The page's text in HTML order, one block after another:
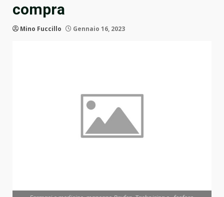
compra
Mino Fuccillo Gennaio 16, 2023